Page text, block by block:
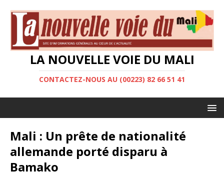
LA NOUVELLE VOIE DU MALI
CONTACTEZ-NOUS AU (00223) 82 66 51 41
Mali : Un prête de nationalité
allemande porté disparu à
Bamako